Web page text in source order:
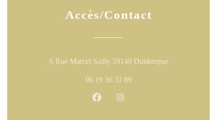
Accès/Contact
6 Rue Marcel Sailly 59140 Dunkerque((ouvre une
06 19 36 31 89
Facebook ((ouvre une nouvelle